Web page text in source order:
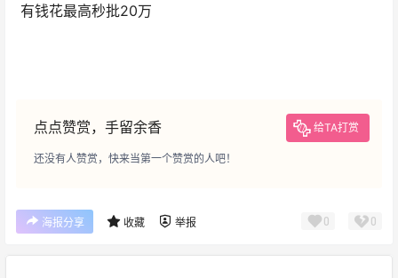
有钱花最高秒批20万
点点赞赏，手留余香 给TA打赏
还没有人赞赏，快来当第一个赞赏的人吧！
海报分享 收藏 举报 0 0